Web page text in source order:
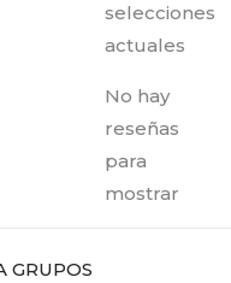
selecciones
actuales
No hay
reseñas
para
mostrar
GRUPOS